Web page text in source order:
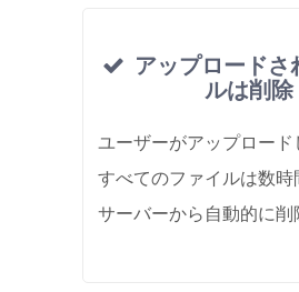
アップロードさ
ルは削除
ユーザーがアップロード
すべてのファイルは数
サーバーから自動的に削